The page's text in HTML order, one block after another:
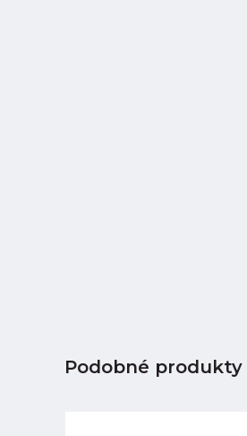
Podobné produkty